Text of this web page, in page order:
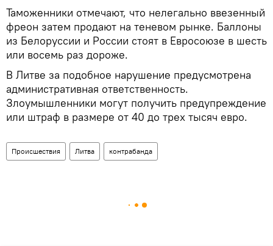
Таможенники отмечают, что нелегально ввезенный
фреон затем продают на теневом рынке. Баллоны
из Белоруссии и России стоят в Евросоюзе в шесть
или восемь раз дороже.
В Литве за подобное нарушение предусмотрена
административная ответственность.
Злоумышленники могут получить предупреждение
или штраф в размере от 40 до трех тысяч евро.
Происшествия Литва контрабанда